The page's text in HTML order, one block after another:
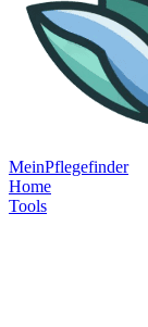
MeinPflegefinder
Home
Tools